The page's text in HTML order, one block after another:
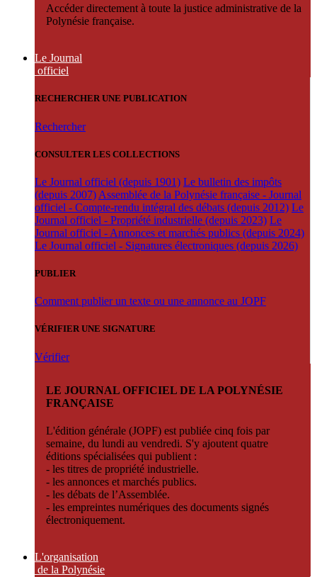
Accéder directement à toute la justice administrative de la
Polynésie française.
Le Journal
officiel
RECHERCHER UNE PUBLICATION
Rechercher
CONSULTER LES COLLECTIONS
Le Journal officiel (depuis 1901) Le bulletin des impôts
(depuis 2007) Assemblée de la Polynésie française - Journal
officiel - Compte-rendu intégral des débats (depuis 2012) Le
Journal officiel - Propriété industrielle (depuis 2023) Le
Journal officiel - Annonces et marchés publics (depuis 2024)
Le Journal officiel - Signatures électroniques (depuis 2026)
PUBLIER
Comment publier un texte ou une annonce au JOPF
VÉRIFIER UNE SIGNATURE
Vérifier
LE JOURNAL OFFICIEL DE LA POLYNÉSIE
FRANÇAISE
L'édition générale (JOPF) est publiée cinq fois par
semaine, du lundi au vendredi. S'y ajoutent quatre
éditions spécialisées qui publient :
- les titres de propriété industrielle.
- les annonces et marchés publics.
- les débats de l’Assemblée.
- les empreintes numériques des documents signés
électroniquement.
L'organisation
de la Polynésie